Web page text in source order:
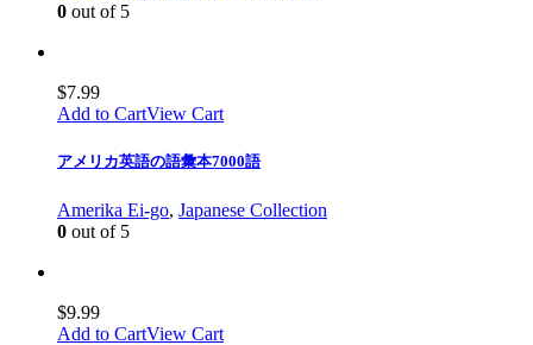
0 out of 5
$7.99
Add to CartView Cart
アメリカ英語の語彙本7000語
Amerika Ei-go, Japanese Collection
0 out of 5
$9.99
Add to CartView Cart